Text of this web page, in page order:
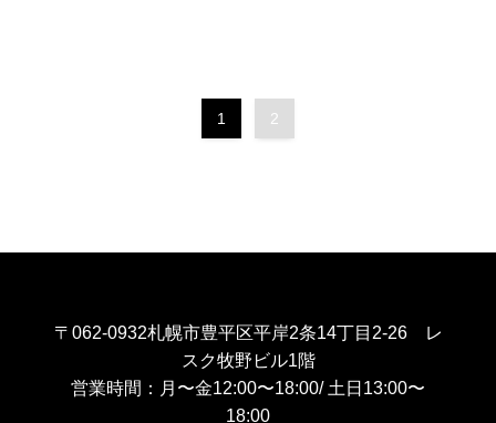
1 2
〒062-0932札幌市豊平区平岸2条14丁目2-26 レ
スク牧野ビル1階
営業時間：月〜金12:00〜18:00/ 土日13:00〜
18:00